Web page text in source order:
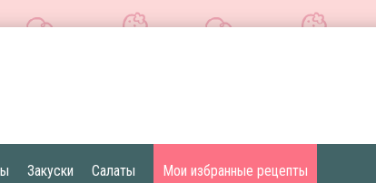
Закуски Салаты Мои избранные рецепты